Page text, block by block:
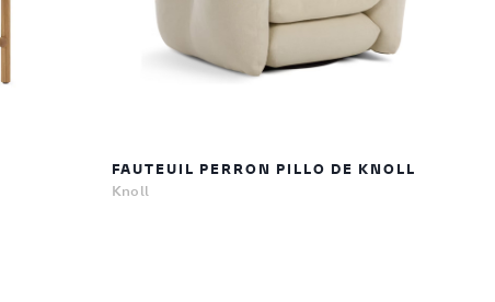
FAUTEUIL PERRON PILLO DE KNOLL
Knoll